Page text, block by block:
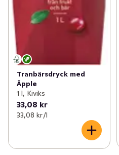
Tranbärsdryck med
Äpple
1 l, Kiviks
33,08 kr
33,08 kr /l